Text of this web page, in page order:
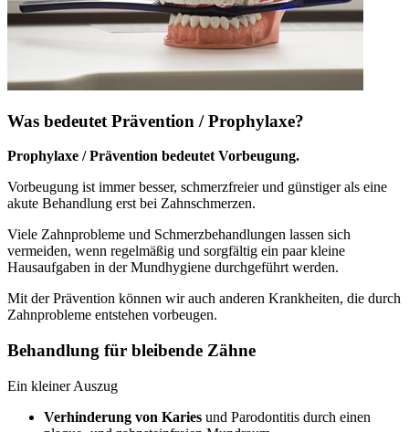
Was bedeutet Prävention / Prophylaxe?
Prophylaxe / Prävention bedeutet Vorbeugung.
Vorbeugung ist immer besser, schmerzfreier und günstiger als eine
akute Behandlung erst bei Zahnschmerzen.
Viele Zahnprobleme und Schmerzbehandlungen lassen sich
vermeiden, wenn regelmäßig und sorgfältig ein paar kleine
Hausaufgaben in der Mundhygiene durchgeführt werden.
Mit der Prävention können wir auch anderen Krankheiten, die durch
Zahnprobleme entstehen vorbeugen.
Behandlung für bleibende Zähne
Ein kleiner Auszug
Verhinderung von Karies und Parodontitis durch einen